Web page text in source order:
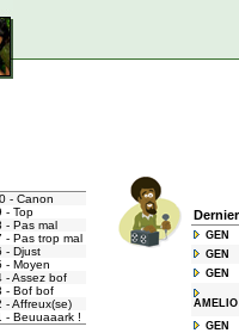
- Canon
- Top
- Pas mal
- Pas trop mal
- Djust
- Moyen
- Assez bof
- Bof bof
Affreux(se)
- Beuuaaark !
GEN
GEN
GEN
AMELIO
GEN